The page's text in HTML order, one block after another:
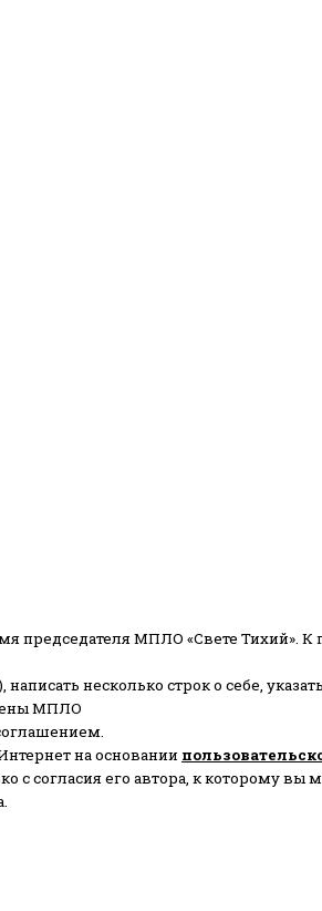
председателя МПЛО «Свете Тихий». К
несколько строк о себе,
МПЛО
на основании
согласия его автора, к которому вы